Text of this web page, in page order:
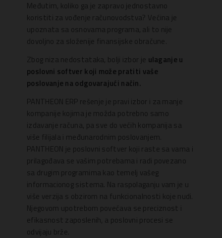
Međutim, koliko ga je zapravo jednostavno
koristiti za vođenje računovodstva? Većina je
upoznata sa osnovama programa, ali to nije
dovoljno za složenije finansijske obračune.
Zbog niza nedostataka, bolji izbor je ulaganje u
poslovni softver koji može pratiti vaše
poslovanje na odgovarajući način.
PANTHEON ERP rešenje je pravi izbor i za manje
kompanije kojima je možda potrebno samo
izdavanje računa, pa sve do većih kompanija sa
više filijala i međunarodnim poslovanjem.
PANTHEON je poslovni softver koji raste sa vama i
prilagođava se vašim potrebama i radi povezano
sa drugim programima kao temelj vašeg
informacionog sistema. Na raspolaganju vam je u
više verzija s obzirom na funkcionalnosti koje nudi.
Njegovom upotrebom povećava se preciznost i
efikasnost zaposlenih, a poslovni procesi se
odvijaju brže.